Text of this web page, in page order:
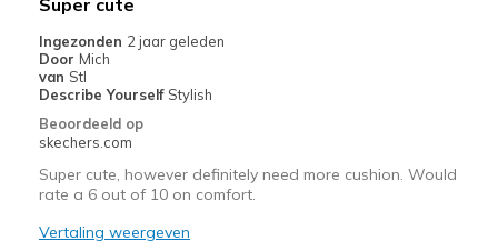
Beste toepassingen
Going Out
Heel (only) makes for good work shoe
Width
Feels true to width
Ingezonden 2 jaar geleden
Door Mich
van Stl
Describe Yourself Stylish
Beoordeeld op
skechers.com
Super cute, however definitely need more cushion. Would
rate a 6 out of 10 on comfort.
Vertaling weergeven